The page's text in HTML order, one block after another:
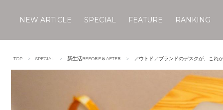
content
NEW ARTICLE SPECIAL FEATURE RANKING
TOP SPECIAL 新生活BEFORE＆AFTER アウトドアブランドのデスクが、これ